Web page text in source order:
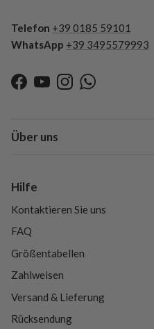
Telefon +39 0185 59101
WhatsApp +39 3495579993
Facebook
YouTubeInstagramWhatsApp
Über uns
Hilfe
Kontaktieren Sie uns
FAQ
Größentabellen
Zahlweisen
Versand & Lieferung
Rücksendung